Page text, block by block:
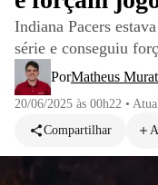
Indiana Pacers
série e conseguiu
PorMatheus
20/06/2025 às 00h22 •
Compartilhar